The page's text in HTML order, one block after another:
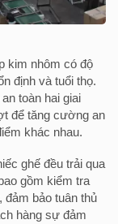
kim nhôm có độ
định và tuổi thọ.
toàn hai giai
để tăng cường an
khác nhau.
ghế đều trải qua
gồm kiểm tra
đảm bảo tuân thủ
hàng sự đảm